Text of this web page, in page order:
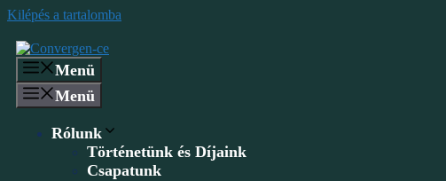
Kilépés a tartalomba
Menü
Menü
Rólunk
Történetünk és Díjaink
Csapatunk